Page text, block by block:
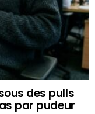
des pulls
par pudeur